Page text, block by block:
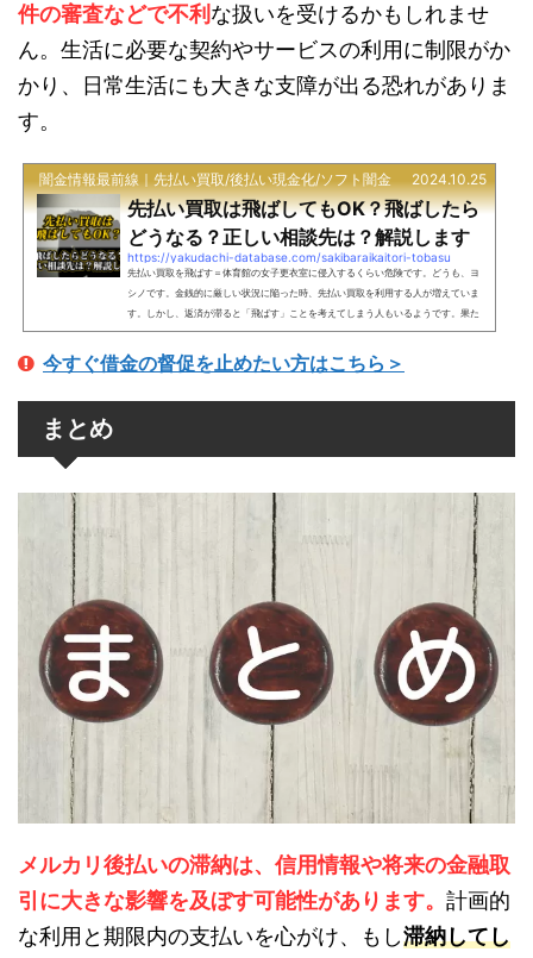
件の審査などで不利 な扱いを受けるかもしれませ
ん。生活に必要な契約やサービスの利用に制限がか
かり、日常生活にも大きな支障が出る恐れがありま
す。
闇金情報最前線｜先払い買取/後払い現金化/ソフト闇金 2024.10.25
先払い買取は飛ばしてもOK？飛ばしたら
どうなる？正しい相談先は？解説します
https://yakudachi-database.com/sakibaraikaitori-tobasu
先払い買取を飛ばす＝体育館の女子更衣室に侵入するくらい危険です。どうも、ヨ
シノです。金銭的に厳しい状況に陥った時、先払い買取を利用する人が増えていま
す。しかし、返済が滞ると「飛ばす」ことを考えてしまう人もいるようです。果た
して先払い買取を飛ばすことは可能なのか、そしてどのような影響があるのか。正
しい対処法と共に、詳しく解説していきます。【ド素人】先払い買取を飛ばしたく
なる心理とは？先払い買取を利用した後、返済できなくなってしまったらどうしよ
今すぐ借金の督促を止めたい方はこちら＞
まとめ
メルカリ後払いの滞納は、信用情報や将来の金融取
引に大きな影響を及ぼす可能性があります。 計画的
な利用と期限内の支払いを心がけ、もし滞納してし